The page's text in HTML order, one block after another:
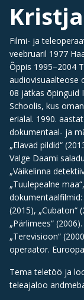
Filmi- ja
veebruaril 1977
Õppis 1995–2004
audiovisuaalteose
08 jätkas õpinguid
Schoolis, kus
erialal. 1990.
dokumentaal- ja
„Elavad pildid“
Valge Daami
„Väikelinna
„Tuulepealne
dokumentaalfilmid:
(2015), „Cubaton“
„Pärlimees“
„Terevisioon“
operaator.
Tema teletöö ja
teleajaloo